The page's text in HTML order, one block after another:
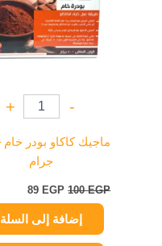
-
+
جرام
100EGP
89 EGP
إضافة إلى السلة